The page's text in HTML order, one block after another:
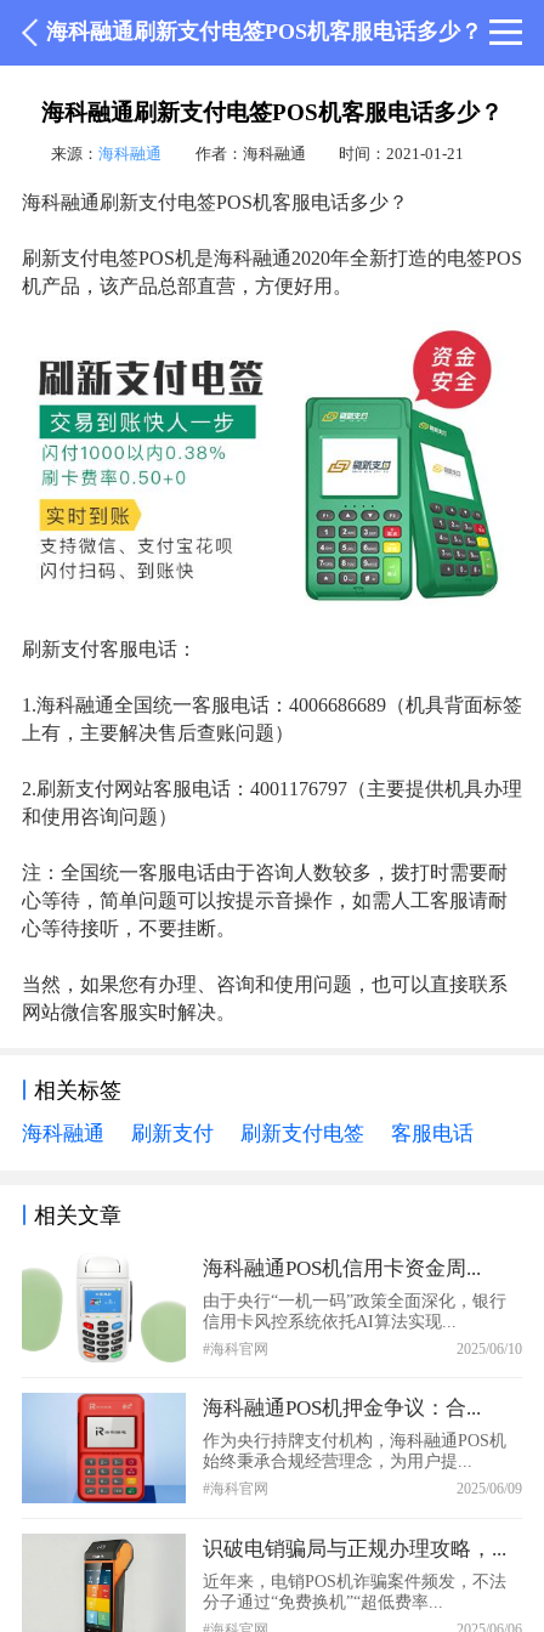
海科融通刷新支付电签POS机客服电话多少？
海科融通刷新支付电签POS机客服电话多少？
来源： 海科融通 作者：海科融通 时间：2021-01-21
海科融通刷新支付电签POS机客服电话多少？
刷新支付电签POS机是海科融通2020年全新打造的电签POS
机产品，该产品总部直营，方便好用。
刷新支付客服电话：
1.海科融通全国统一客服电话：4006686689（机具背面标签
上有，主要解决售后查账问题）
2.刷新支付网站客服电话：4001176797（主要提供机具办理
和使用咨询问题）
注：全国统一客服电话由于咨询人数较多，拨打时需要耐
心等待，简单问题可以按提示音操作，如需人工客服请耐
心等待接听，不要挂断。
当然，如果您有办理、咨询和使用问题，也可以直接联系
网站微信客服实时解决。
相关标签
海科融通 刷新支付 刷新支付电签 客服电话
相关文章
海科融通POS机信用卡资金周...
由于央行“一机一码”政策全面深化，银行
信用卡风控系统依托AI算法实现...
#海科官网 2025/06/10
海科融通POS机押金争议：合...
作为央行持牌支付机构，海科融通POS机
始终秉承合规经营理念，为用户提...
#海科官网 2025/06/09
识破电销骗局与正规办理攻略，...
近年来，电销POS机诈骗案件频发，不法
分子通过“免费换机”“超低费率...